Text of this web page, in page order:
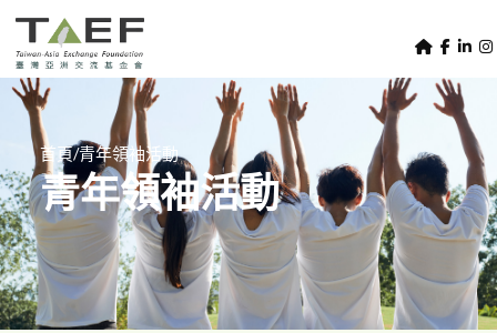
Skip to main content
TAEF
s
e
m
e
n
u
o
p
a
g
e
m
e
n
首頁/青年領袖活動
青年領袖活動